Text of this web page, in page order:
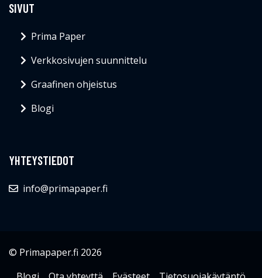
SIVUT
Prima Paper
Verkkosivujen suunnittelu
Graafinen ohjeistus
Blogi
YHTEYSTIEDOT
info@primapaper.fi
© Primapaper.fi 2026